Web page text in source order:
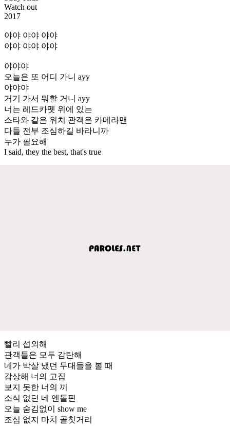
Watch out
2017
야야 야야 야야
야야 야야 야야
야야야
오늘은 또 어디 가니 ayy
야야야
거기 가서 뭐할 거니 ayy
너는 레드카펫 위에 있는
스타와 같은 위치 관객은 카메라맨
다들 전부 조심하길 바라니까
누가 필요해
I said, they the best, that's true
빨리 섭외해
관객들은 모두 감탄해
네가 박살 냈던 무대들을 볼 때
감상해 너의 고집
보지 못한 너의 끼
소식 없던 네 엔돌핀
오늘 숨김없이 show me
조심 없지 마치 골칫거리